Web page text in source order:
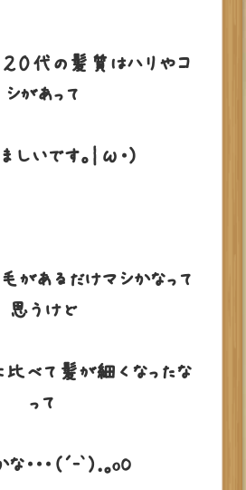
２０代の髪質はハリやコ
シがあって
しいです。|ω・)
があるだけマシかなって
思うけど
比べて髪が細くなったな
って
・・・（´-`）.｡oO